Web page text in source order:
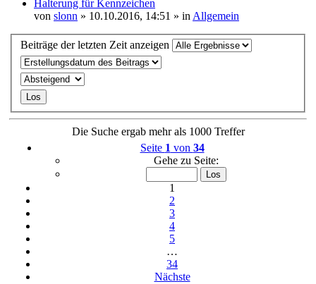
Halterung für Kennzeichen
von slonn » 10.10.2016, 14:51 » in Allgemein
Beiträge der letzten Zeit anzeigen
Die Suche ergab mehr als 1000 Treffer
Seite 1 von 34
Gehe zu Seite:
1
2
3
4
5
…
34
Nächste